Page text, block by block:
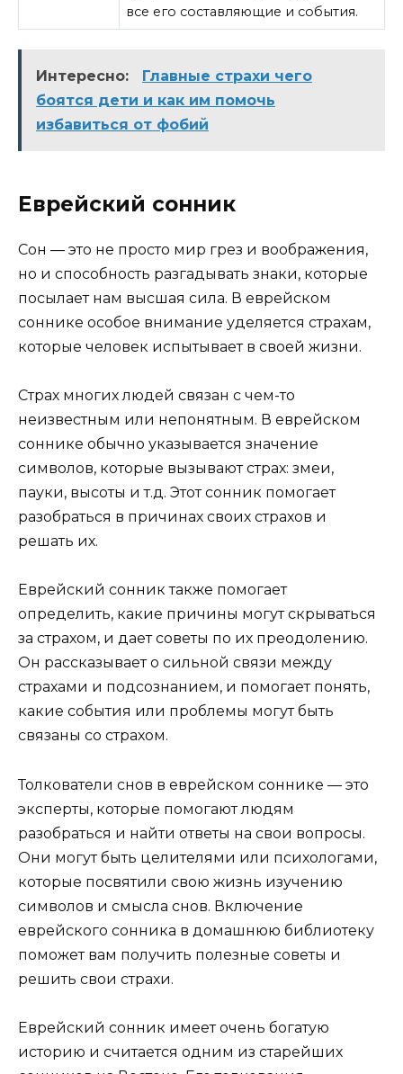
все его составляющие и события.
Интересно:
Главные страхи чего
боятся дети и как им помочь
избавиться от фобий
Еврейский сонник
Сон — это не просто мир грез и воображения,
но и способность разгадывать знаки, которые
посылает нам высшая сила. В еврейском
соннике особое внимание уделяется страхам,
которые человек испытывает в своей жизни.
Страх многих людей связан с чем-то
неизвестным или непонятным. В еврейском
соннике обычно указывается значение
символов, которые вызывают страх: змеи,
пауки, высоты и т.д. Этот сонник помогает
разобраться в причинах своих страхов и
решать их.
Еврейский сонник также помогает
определить, какие причины могут скрываться
за страхом, и дает советы по их преодолению.
Он рассказывает о сильной связи между
страхами и подсознанием, и помогает понять,
какие события или проблемы могут быть
связаны со страхом.
Толкователи снов в еврейском соннике — это
эксперты, которые помогают людям
разобраться и найти ответы на свои вопросы.
Они могут быть целителями или психологами,
которые посвятили свою жизнь изучению
символов и смысла снов. Включение
еврейского сонника в домашнюю библиотеку
поможет вам получить полезные советы и
решить свои страхи.
Еврейский сонник имеет очень богатую
историю и считается одним из старейших